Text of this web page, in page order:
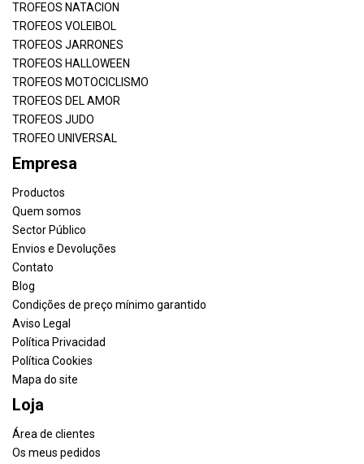
TROFEOS NATACION
TROFEOS VOLEIBOL
TROFEOS JARRONES
TROFEOS HALLOWEEN
TROFEOS MOTOCICLISMO
TROFEOS DEL AMOR
TROFEOS JUDO
TROFEO UNIVERSAL
Empresa
Productos
Quem somos
Sector Público
Envios e Devoluções
Contato
Blog
Condições de preço mínimo garantido
Aviso Legal
Política Privacidad
Política Cookies
Mapa do site
Loja
Área de clientes
Os meus pedidos